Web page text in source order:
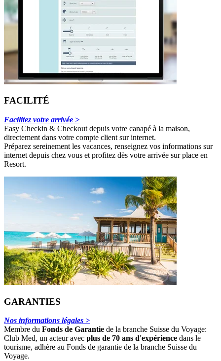
FACILITÉ
Facilitez votre arrivée >
Easy Checkin & Checkout depuis votre canapé à la maison,
directement dans votre compte client sur internet.
Préparez sereinement les vacances, renseignez vos informations sur
internet depuis chez vous et profitez dès votre arrivée sur place en
Resort.
GARANTIES
Nos informations légales >
Membre du Fonds de Garantie de la branche Suisse du Voyage:
Club Med, un acteur avec plus de 70 ans d'expérience dans le
tourisme, adhère au Fonds de garantie de la branche Suisse du
Voyage.